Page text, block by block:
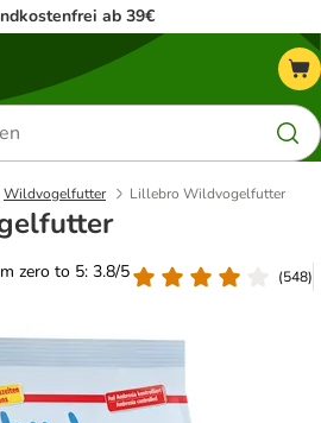
ab 39€
Wildvogelfutter Lillebro Wildvogelfutter
zero to 5: 3.8/5
(548)